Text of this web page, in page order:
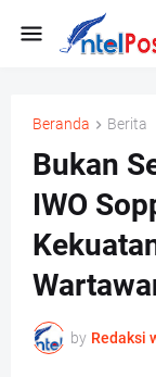
Beranda Berita
Bukan
IWO
by Redaksi